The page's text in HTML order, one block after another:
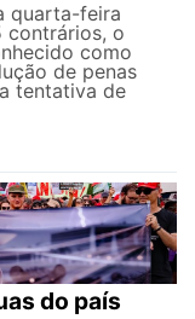
quarta-feira
contrários, o
como
de penas
tentativa de
do país